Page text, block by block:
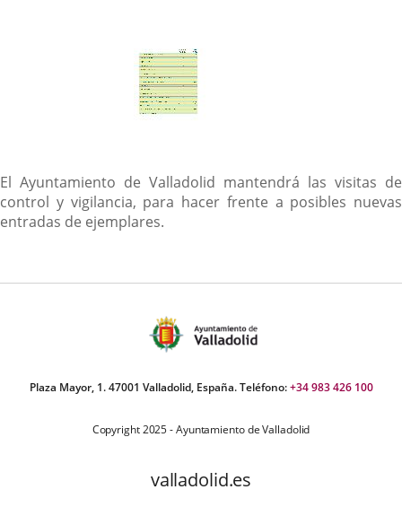
El Ayuntamiento de Valladolid mantendrá las visitas de
control y vigilancia, para hacer frente a posibles nuevas
entradas de ejemplares.
Plaza Mayor, 1. 47001 Valladolid, España. Teléfono:+34 983 426 100
Copyright 2025 - Ayuntamiento de Valladolid
valladolid.es